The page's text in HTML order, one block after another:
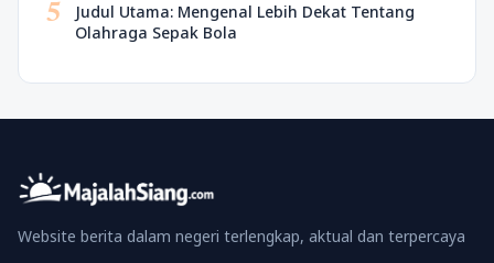
5
Judul Utama: Mengenal Lebih Dekat Tentang
Olahraga Sepak Bola
Website berita dalam negeri terlengkap, aktual dan terpercaya